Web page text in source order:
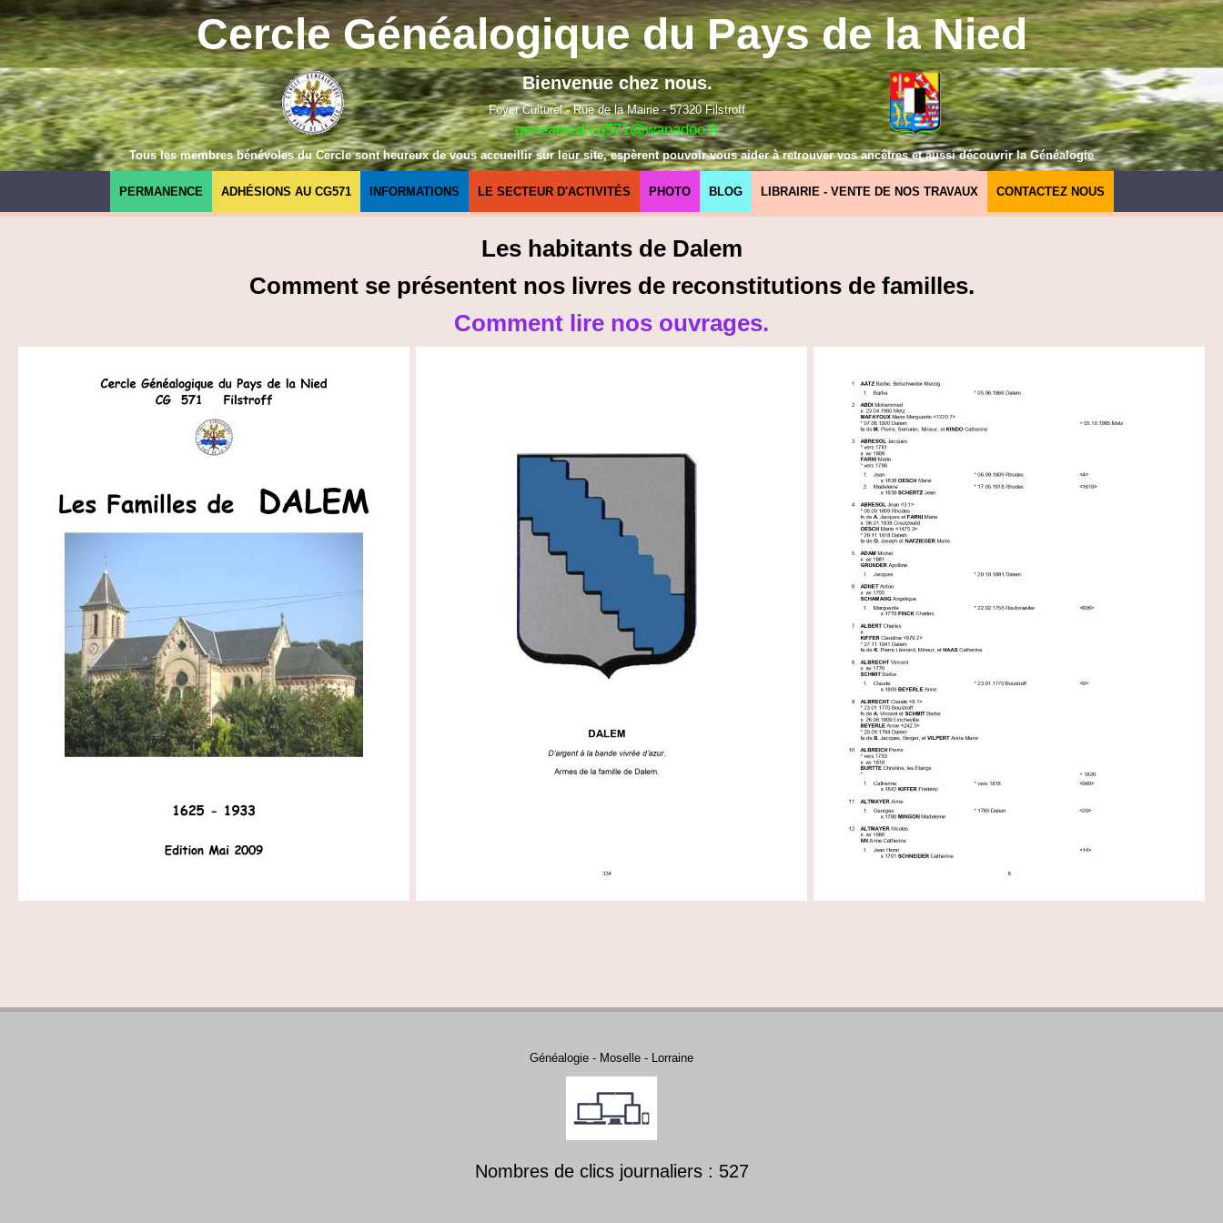
Cercle Généalogique du Pays de la Nied
Bienvenue chez nous.
Foyer Culturel - Rue de la Mairie - 57320 Filstroff
geneanied.cg571@wanadoo.fr
Tous les membres bénévoles du Cercle sont heureux de vous accueillir sur leur site, espèrent pouvoir vous aider à retrouver vos ancêtres et aussi découvrir la Généalogie
PERMANENCE ADHÉSIONS AU CG571 INFORMATIONS LE SECTEUR D'ACTIVITÉS PHOTO BLOG LIBRAIRIE - VENTE DE NOS TRAVAUX CONTACTEZ NOUS
Les habitants de Dalem
Comment se présentent nos livres de reconstitutions de familles.
Comment lire nos ouvrages.
Généalogie - Moselle - Lorraine
Nombres de clics journaliers : 527